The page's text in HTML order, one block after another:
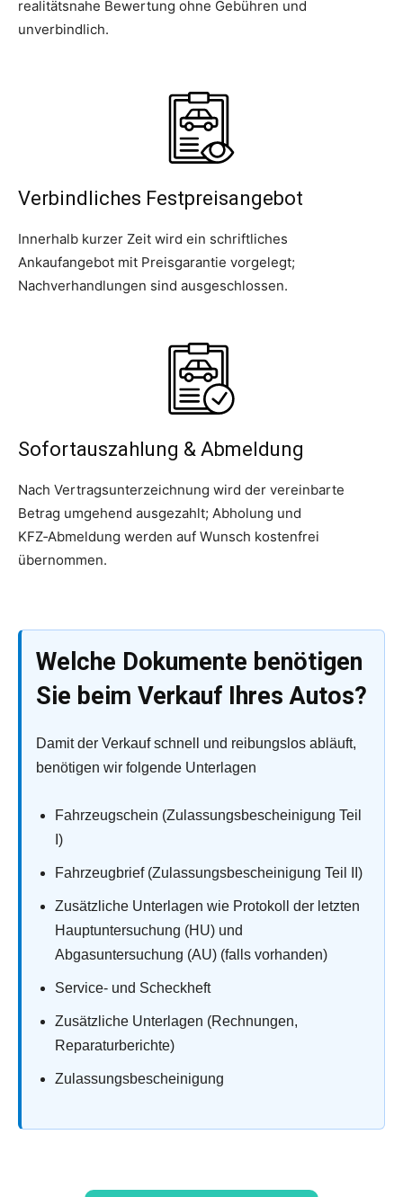
realitätsnahe Bewertung ohne Gebühren und
unverbindlich.
Verbindliches Festpreisangebot
Innerhalb kurzer Zeit wird ein schriftliches
Ankaufangebot mit Preisgarantie vorgelegt;
Nachverhandlungen sind ausgeschlossen.
Sofortauszahlung & Abmeldung
Nach Vertragsunterzeichnung wird der vereinbarte
Betrag umgehend ausgezahlt; Abholung und
KFZ‑Abmeldung werden auf Wunsch kostenfrei
übernommen.
Welche Dokumente benötigen
Sie beim Verkauf Ihres Autos?
Damit der Verkauf schnell und reibungslos abläuft,
benötigen wir folgende Unterlagen
Fahrzeugschein (Zulassungsbescheinigung Teil
I)
Fahrzeugbrief (Zulassungsbescheinigung Teil II)
Zusätzliche Unterlagen wie Protokoll der letzten
Hauptuntersuchung (HU) und
Abgasuntersuchung (AU) (falls vorhanden)
Service- und Scheckheft
Zusätzliche Unterlagen (Rechnungen,
Reparaturberichte)
Zulassungsbescheinigung